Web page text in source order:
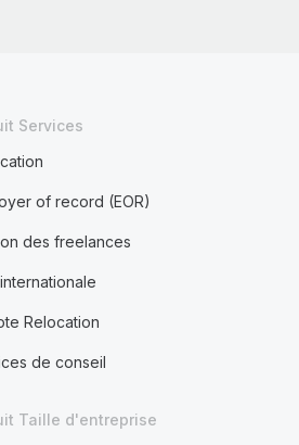
Services
of record (EOR)
des freelances
Relocation
de conseil
Taille d'entreprise